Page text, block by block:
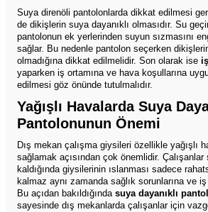
Suya direnöli pantolonlarda dikkat edilmesi
de dikişlerin suya dayanıklı olmasıdır. Su
pantolonun ek yerlerinden suyun sızmasını
sağlar. Bu nedenle pantolon seçerken
olmadığına dikkat edilmelidir. Son olarak ise
yaparken iş ortamına ve hava koşullarına
edilmesi göz önünde tutulmalıdır.
Yağışlı Havalarda Suya
Pantolonunun Önemi
Dış mekan çalışma giysileri özellikle yağışlı
sağlamak açısından çok önemlidir.
kaldığında giysilerinin ıslanması sadece
kalmaz aynı zamanda sağlık sorunlarına ve
Bu açıdan bakıldığında suya dayanıklı
sayesinde dış mekanlarda çalışanlar için